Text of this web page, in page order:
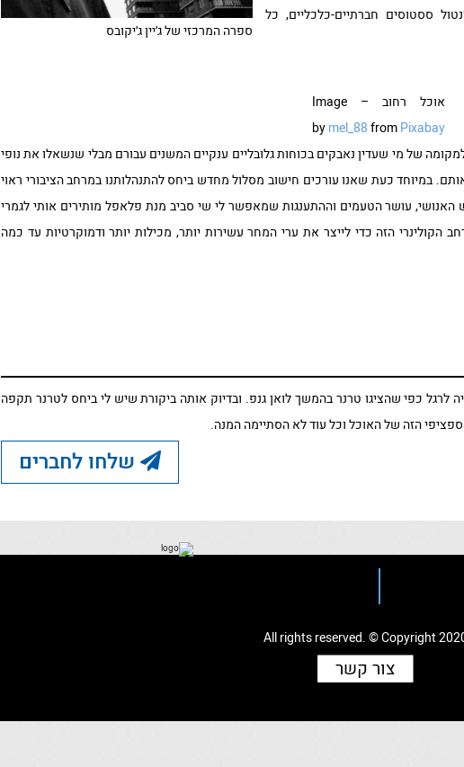
ספרה המרכזי של ג׳יין ג׳יקובס
ססטוסים חברתיים-כלכליים, כל
אוכל רחוב – Image
bymel_88fromPixabay
של מי שעדין נאבקים בכוחות גלובליים ענקיים המשנים עבורם מבלי שנשאלו את נופי
במיוחד כעת שאנו עורכים חישוב מסלול מחדש ביחס להתנהלותנו במרחב הציבורי ראוי
האנושי, עושר הטעמים וההתענגות שמאפשר לי שי סביב מנת פלאפל מותירים אותי לגמרי
הקולינרי הזה כדי לייצר את ערי המחר עשירות יותר, מכילות יותר ודמוקרטיות עד כמה
לרגל כפי שהציגו טרנר בהמשך לואן גנפ. ובדיוק אותה ביקורת שיש לי ביחס לטרנר תקפה
הזה של האוכל וכל עוד לא הסתיימה המנה.
שלחו לחברים
All rights reserved. © Copyright
צור קשר